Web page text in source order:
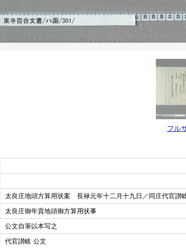
フル
太良庄地頭方算用状案 長禄元年十二月十九日／同庄代官讃
太良庄御年貢地頭御方算用状事
公文自筆以本写之
代官讃岐 公文